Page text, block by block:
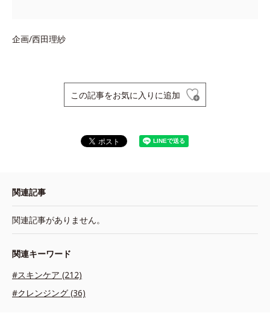
企画/西田理紗
この記事をお気に入りに追加
関連記事
関連記事がありません。
関連キーワード
#スキンケア (212)
#クレンジング (36)